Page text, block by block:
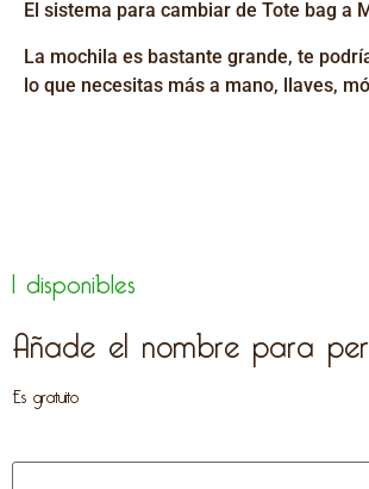
El sistema para cambiar de Tote bag a
La mochila es bastante grande, te
lo que necesitas más a mano, llaves,
1 disponibles
Añade el nombre para
Es gratuito